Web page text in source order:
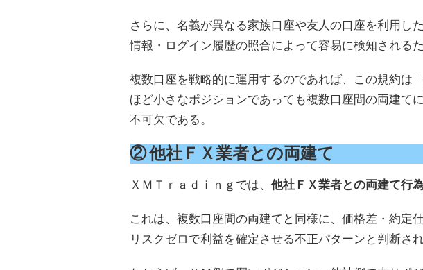
さらに、名義が異なる家族口座や友人の口座を利用し
情報・ログイン履歴の照合によって容易に検知される
複数口座を戦略的に運用するのであれば、この規約は
ほど小さなポジションであっても複数口座間の両建て
不可欠である。
② 他社ＦＸ業者との両建て
ＸＭＴｒａｄｉｎｇでは、 他社ＦＸ業者との両建て行
これは、複数口座間の両建てと同様に、価格差・約定
リスクゼロで利益を確定させる不正パターンと判断さ